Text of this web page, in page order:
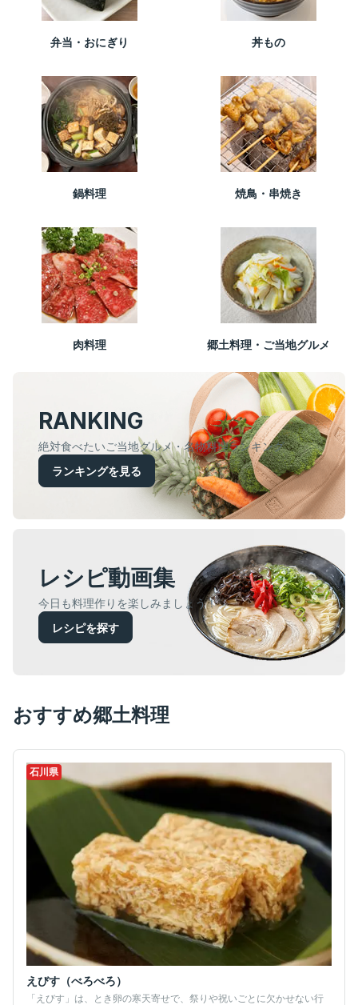
弁当・おにぎり 丼もの
鍋料理 焼鳥・串焼き
肉料理 郷土料理・ご当地グルメ
RANKING
絶対食べたいご当地グルメ・名物料理ランキング
ランキングを見る
レシピ動画集
今日も料理作りを楽しみましょう！
レシピを探す
おすすめ郷土料理
石川県
えびす（べろべろ）
「えびす」は、とき卵の寒天寄せで、祭りや祝いごとに欠かせない行